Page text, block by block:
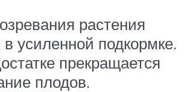
растения
усиленной подкормке.
прекращается
плодов.